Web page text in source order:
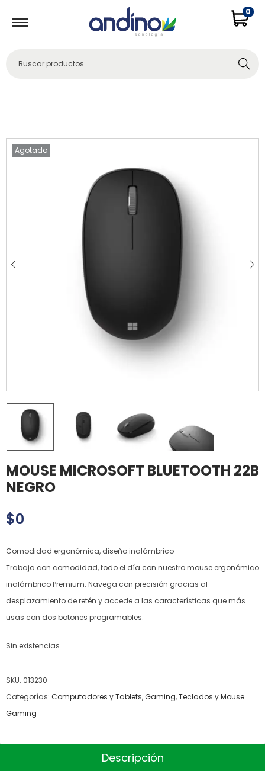
0
Buscar
Agotado
MOUSE MICROSOFT BLUETOOTH 22B
NEGRO
$0
Comodidad ergonómica, diseño inalámbrico
Trabaja con comodidad, todo el día con nuestro mouse ergonómico
inalámbrico Premium. Navega con precisión gracias al
desplazamiento de retén y accede a las características que más
usas con dos botones programables.
Sin existencias
SKU: 013230
Categorías: Computadores y Tablets,Gaming,Teclados y Mouse
Gaming
Descripción